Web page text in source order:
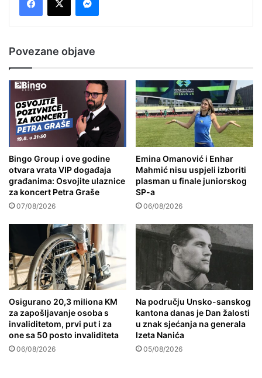
Povezane objave
Bingo Group i ove godine
otvara vrata VIP događaja
građanima: Osvojite ulaznice
za koncert Petra Graše
07/08/2026
Emina Omanović i Enhar
Mahmić nisu uspjeli izboriti
plasman u finale juniorskog
SP-a
06/08/2026
Osigurano 20,3 miliona KM
za zapošljavanje osoba s
invaliditetom, prvi put i za
one sa 50 posto invaliditeta
06/08/2026
Na području Unsko-sanskog
kantona danas je Dan žalosti
u znak sjećanja na generala
Izeta Nanića
05/08/2026